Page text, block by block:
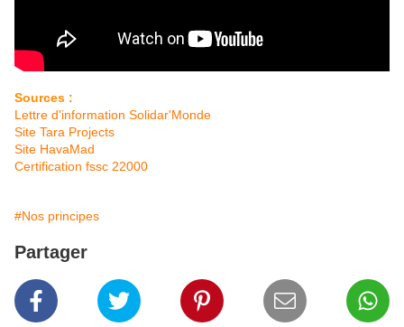
Sources :
Lettre d'information Solidar'Monde
Site Tara Projects
Site HavaMad
Certification fssc 22000
#Nos principes
Partager